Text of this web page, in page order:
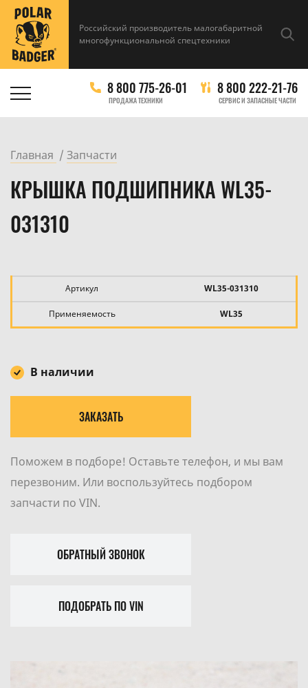
Российский производитель малогабаритной
многофункциональной спецтехники
8 800 775-26-01
ПРОДАЖА ТЕХНИКИ
8 800 222-21-76
СЕРВИС И ЗАПАСНЫЕ ЧАСТИ
Главная Запчасти
КРЫШКА ПОДШИПНИКА WL35-
031310
Артикул WL35-031310
Применяемость WL35
В наличии
ЗАКАЗАТЬ
Поможем в подборе! Оставьте телефон, и мы вам
перезвоним. Или воспользуйтесь подбором
запчасти по VIN.
ОБРАТНЫЙ ЗВОНОК
ПОДОБРАТЬ ПО VIN